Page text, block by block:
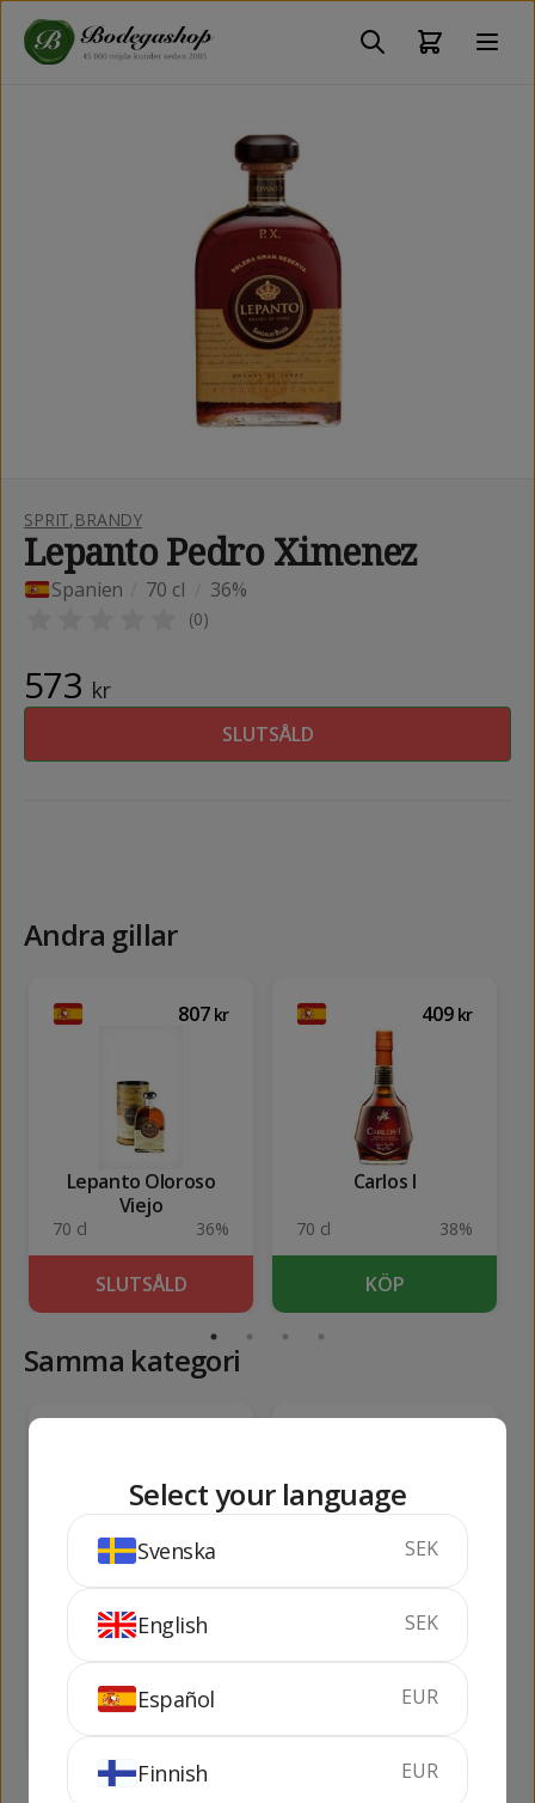
SPRIT,BRANDY
Lepanto Pedro Ximenez
Spanien 70 cl 36%
(0)
573 kr
SLUTSÅLD
Andra gillar
807 kr
Lepanto Oloroso
Viejo
70 cl 36%
SLUTSÅLD
409 kr
Carlos I
70 cl 38%
KÖP
Samma kategori
Carlos I
70 cl
KÖP
Reserva
40%
KÖP
Select your language
Svenska SEK
English SEK
Español EUR
Finnish EUR